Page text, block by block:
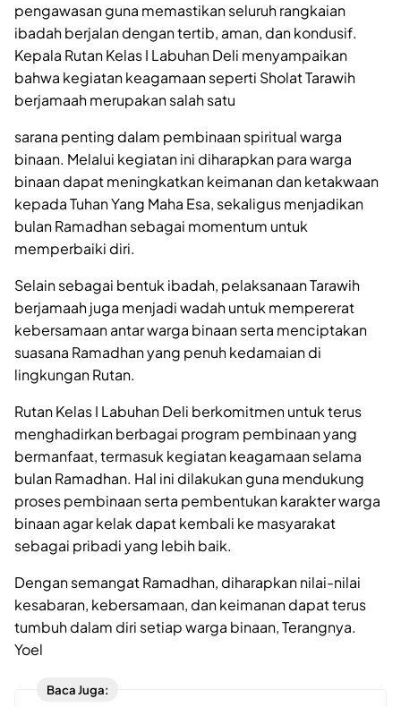
pengawasan guna memastikan seluruh rangkaian
ibadah berjalan dengan tertib, aman, dan kondusif.
Kepala Rutan Kelas I Labuhan Deli menyampaikan
bahwa kegiatan keagamaan seperti Sholat Tarawih
berjamaah merupakan salah satu
sarana penting dalam pembinaan spiritual warga
binaan. Melalui kegiatan ini diharapkan para warga
binaan dapat meningkatkan keimanan dan ketakwaan
kepada Tuhan Yang Maha Esa, sekaligus menjadikan
bulan Ramadhan sebagai momentum untuk
memperbaiki diri.
Selain sebagai bentuk ibadah, pelaksanaan Tarawih
berjamaah juga menjadi wadah untuk mempererat
kebersamaan antar warga binaan serta menciptakan
suasana Ramadhan yang penuh kedamaian di
lingkungan Rutan.
Rutan Kelas I Labuhan Deli berkomitmen untuk terus
menghadirkan berbagai program pembinaan yang
bermanfaat, termasuk kegiatan keagamaan selama
bulan Ramadhan. Hal ini dilakukan guna mendukung
proses pembinaan serta pembentukan karakter warga
binaan agar kelak dapat kembali ke masyarakat
sebagai pribadi yang lebih baik.
Dengan semangat Ramadhan, diharapkan nilai-nilai
kesabaran, kebersamaan, dan keimanan dapat terus
tumbuh dalam diri setiap warga binaan, Terangnya.
Yoel
Baca Juga: